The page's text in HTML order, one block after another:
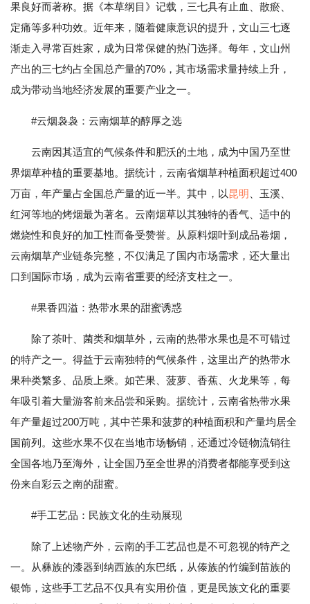
果良好而著称。据《本草纲目》记载，三七具有止血、散瘀、
定痛等多种功效。近年来，随着健康意识的提升，文山三七逐
渐走入寻常百姓家，成为日常保健的热门选择。每年，文山州
产出的三七约占全国总产量的70%，其市场需求量持续上升，
成为带动当地经济发展的重要产业之一。
#云烟袅袅：云南烟草的醇厚之选
云南因其适宜的气候条件和肥沃的土地，成为中国乃至世
界烟草种植的重要基地。据统计，云南省烟草种植面积超过400
万亩，年产量占全国总产量的近一半。其中，以昆明
、玉溪、
红河等地的烤烟最为著名。云南烟草以其独特的香气、适中的
燃烧性和良好的加工性而备受赞誉。从原料烟叶到成品卷烟，
云南烟草产业链条完整，不仅满足了国内市场需求，还大量出
口到国际市场，成为云南省重要的经济支柱之一。
#果香四溢：热带水果的甜蜜诱惑
除了茶叶、菌类和烟草外，云南的热带水果也是不可错过
的特产之一。得益于云南独特的气候条件，这里出产的热带水
果种类繁多、品质上乘。如芒果、菠萝、香蕉、火龙果等，每
年吸引着大量游客前来品尝和采购。据统计，云南省热带水果
年产量超过200万吨，其中芒果和菠萝的种植面积和产量均居全
国前列。这些水果不仅在当地市场畅销，还通过冷链物流销往
全国各地乃至海外，让全国乃至全世界的消费者都能享受到这
份来自彩云之南的甜蜜。
#手工艺品：民族文化的生动展现
除了上述物产外，云南的手工艺品也是不可忽视的特产之
一。从彝族的漆器到纳西族的东巴纸，从傣族的竹编到苗族的
银饰，这些手工艺品不仅具有实用价值，更是民族文化的重要